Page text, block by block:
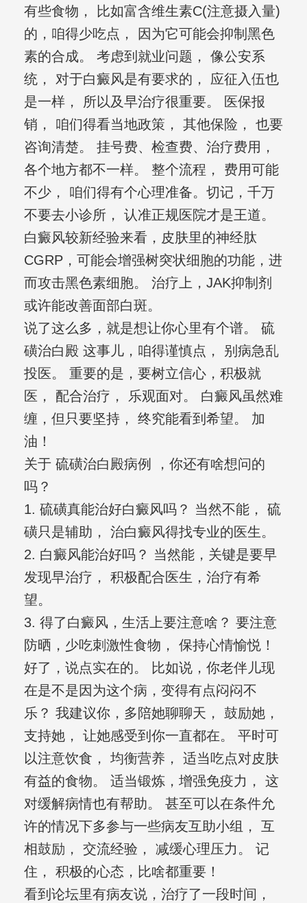
有些食物， 比如富含维生素C(注意摄入量)
的，咱得少吃点， 因为它可能会抑制黑色
素的合成。 考虑到就业问题， 像公安系
统， 对于白癜风是有要求的， 应征入伍也
是一样， 所以及早治疗很重要。 医保报
销， 咱们得看当地政策， 其他保险， 也要
咨询清楚。 挂号费、检查费、治疗费用，
各个地方都不一样。 整个流程， 费用可能
不少， 咱们得有个心理准备。切记，千万
不要去小诊所， 认准正规医院才是王道。
白癜风较新经验来看，皮肤里的神经肽
CGRP，可能会增强树突状细胞的功能，进
而攻击黑色素细胞。 治疗上，JAK抑制剂
或许能改善面部白斑。
说了这么多，就是想让你心里有个谱。 硫
磺治白殿 这事儿，咱得谨慎点， 别病急乱
投医。 重要的是，要树立信心，积极就
医， 配合治疗， 乐观面对。 白癜风虽然难
缠，但只要坚持， 终究能看到希望。 加
油！
关于 硫磺治白殿病例 ，你还有啥想问的
吗？
1. 硫磺真能治好白癜风吗？ 当然不能， 硫
磺只是辅助， 治白癜风得找专业的医生。
2. 白癜风能治好吗？ 当然能，关键是要早
发现早治疗， 积极配合医生，治疗有希
望。
3. 得了白癜风，生活上要注意啥？ 要注意
防晒，少吃刺激性食物， 保持心情愉悦！
好了，说点实在的。 比如说，你老伴儿现
在是不是因为这个病，变得有点闷闷不
乐？ 我建议你，多陪她聊聊天， 鼓励她，
支持她， 让她感受到你一直都在。 平时可
以注意饮食， 均衡营养， 适当吃点对皮肤
有益的食物。 适当锻炼，增强免疫力， 这
对缓解病情也有帮助。 甚至可以在条件允
许的情况下多参与一些病友互助小组， 互
相鼓励， 交流经验， 减缓心理压力。 记
住， 积极的心态，比啥都重要！
看到论坛里有病友说，治疗了一段时间，